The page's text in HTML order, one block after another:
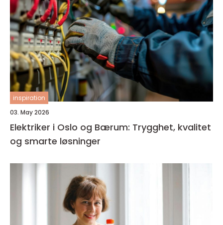
inspiration
03. May 2026
Elektriker i Oslo og Bærum: Trygghet, kvalitet
og smarte løsninger